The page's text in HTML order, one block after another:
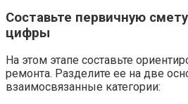
Составьте первичную
цифры
На этом этапе составьте
ремонта. Разделите ее на две
взаимосвязанные категории: